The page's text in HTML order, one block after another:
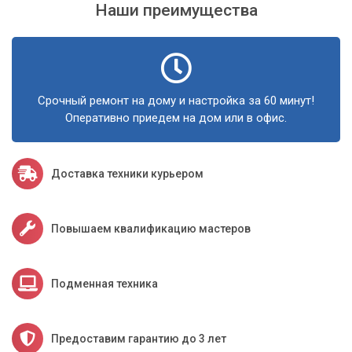
Наши преимущества
Срочный ремонт на дому и настройка за 60 минут!
Оперативно приедем на дом или в офис.
Доставка техники курьером
Повышаем квалификацию мастеров
Подменная техника
Предоставим гарантию до 3 лет